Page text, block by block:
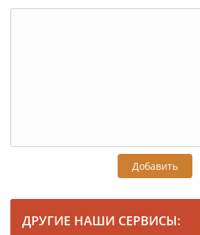
Добавить
ДРУГИЕ НАШИ СЕРВИСЫ: